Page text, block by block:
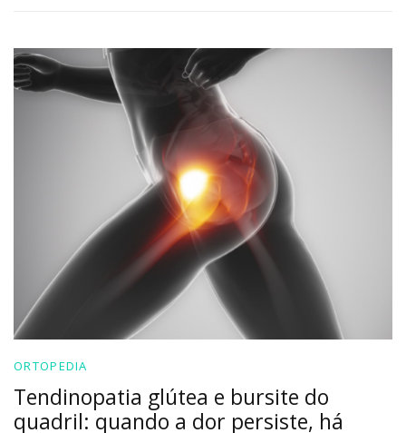
ORTOPEDIA
Tendinopatia glútea e bursite do
quadril: quando a dor persiste, há